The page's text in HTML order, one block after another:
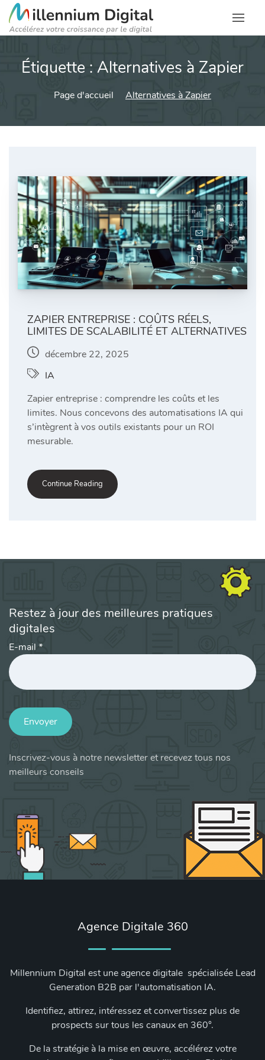
Étiquette : Alternatives à Zapier
Page d'accueil Alternatives à Zapier
ZAPIER ENTREPRISE : COÛTS RÉELS,
LIMITES DE SCALABILITÉ ET ALTERNATIVES
décembre 22, 2025
IA
Zapier entreprise : comprendre les coûts et les
limites. Nous concevons des automatisations IA qui
s’intègrent à vos outils existants pour un ROI
mesurable.
Continue Reading
Restez à jour des meilleures pratiques
digitales
E-mail *
Envoyer
Inscrivez-vous à notre newsletter et recevez tous nos
meilleurs conseils
Agence Digitale 360
Millennium Digital est une agence digitale spécialisée Lead
Generation B2B par l'automatisation IA.
Identifiez, attirez, intéressez et convertissez plus de
prospects sur tous les canaux en 360°.
De la stratégie à la mise en œuvre, accélérez votre